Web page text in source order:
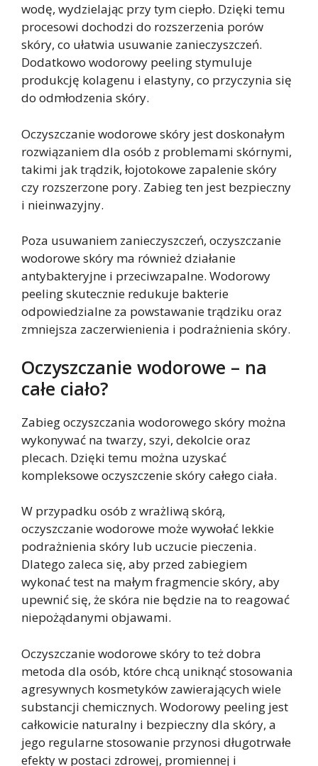
wodę, wydzielając przy tym ciepło. Dzięki temu
procesowi dochodzi do rozszerzenia porów
skóry, co ułatwia usuwanie zanieczyszczeń.
Dodatkowo wodorowy peeling stymuluje
produkcję kolagenu i elastyny, co przyczynia się
do odmłodzenia skóry.
Oczyszczanie wodorowe skóry jest doskonałym
rozwiązaniem dla osób z problemami skórnymi,
takimi jak trądzik, łojotokowe zapalenie skóry
czy rozszerzone pory. Zabieg ten jest bezpieczny
i nieinwazyjny.
Poza usuwaniem zanieczyszczeń, oczyszczanie
wodorowe skóry ma również działanie
antybakteryjne i przeciwzapalne. Wodorowy
peeling skutecznie redukuje bakterie
odpowiedzialne za powstawanie trądziku oraz
zmniejsza zaczerwienienia i podrażnienia skóry.
Oczyszczanie wodorowe – na
całe ciało?
Zabieg oczyszczania wodorowego skóry można
wykonywać na twarzy, szyi, dekolcie oraz
plecach. Dzięki temu można uzyskać
kompleksowe oczyszczenie skóry całego ciała.
W przypadku osób z wrażliwą skórą,
oczyszczanie wodorowe może wywołać lekkie
podrażnienia skóry lub uczucie pieczenia.
Dlatego zaleca się, aby przed zabiegiem
wykonać test na małym fragmencie skóry, aby
upewnić się, że skóra nie będzie na to reagować
niepożądanymi objawami.
Oczyszczanie wodorowe skóry to też dobra
metoda dla osób, które chcą uniknąć stosowania
agresywnych kosmetyków zawierających wiele
substancji chemicznych. Wodorowy peeling jest
całkowicie naturalny i bezpieczny dla skóry, a
jego regularne stosowanie przynosi długotrwałe
efekty w postaci zdrowej, promiennej i